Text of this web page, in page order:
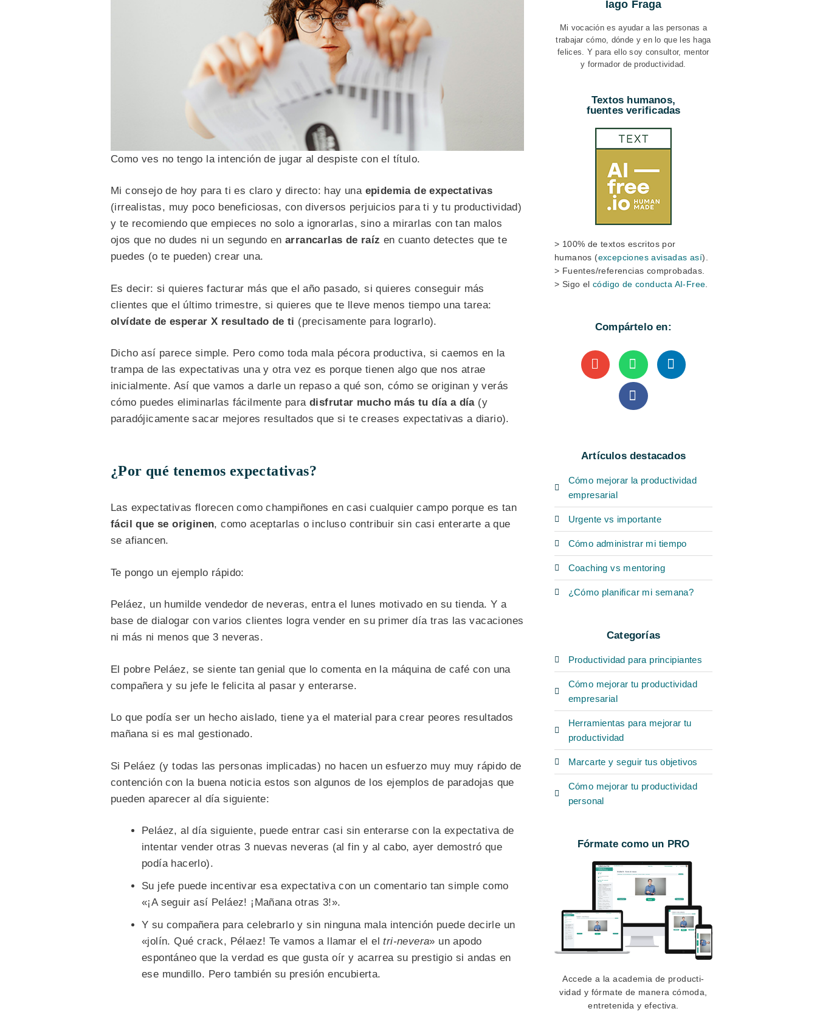
Como ves no tengo la intención de jugar al despiste con el título.
Mi consejo de hoy para ti es claro y directo: hay una epidemia de expectativas
(irrealistas, muy poco beneficiosas, con diversos perjuicios para ti y tu productividad)
y te recomiendo que empieces no solo a ignorarlas, sino a mirarlas con tan malos
ojos que no dudes ni un segundo en arrancarlas de raíz en cuanto detectes que te
puedes (o te pueden) crear una.
Es decir: si quieres facturar más que el año pasado, si quieres conseguir más
clientes que el último trimestre, si quieres que te lleve menos tiempo una tarea:
olvídate de esperar X resultado de ti (precisamente para lograrlo).
Dicho así parece simple. Pero como toda mala pécora productiva, si caemos en la
trampa de las expectativas una y otra vez es porque tienen algo que nos atrae
inicialmente. Así que vamos a darle un repaso a qué son, cómo se originan y verás
cómo puedes eliminarlas fácilmente para disfrutar mucho más tu día a día(y
paradójicamente sacar mejores resultados que si te creases expectativas a diario).
¿Por qué tenemos expectativas?
Las expectativas florecen como champiñones en casi cualquier campo porque es tan
fácil que se originen, como aceptarlas o incluso contribuir sin casi enterarte a que
se afiancen.
Te pongo un ejemplo rápido:
Peláez, un humilde vendedor de neveras, entra el lunes motivado en su tienda. Y a
base de dialogar con varios clientes logra vender en su primer día tras las vacaciones
ni más ni menos que 3 neveras.
El pobre Peláez, se siente tan genial que lo comenta en la máquina de café con una
compañera y su jefe le felicita al pasar y enterarse.
Lo que podía ser un hecho aislado, tiene ya el material para crear peores resultados
mañana si es mal gestionado.
Si Peláez (y todas las personas implicadas) no hacen un esfuerzo muy muy rápido de
contención con la buena noticia estos son algunos de los ejemplos de paradojas que
pueden aparecer al día siguiente:
Peláez, al día siguiente, puede entrar casi sin enterarse con la expectativa de
intentar vender otras 3 nuevas neveras (al fin y al cabo, ayer demostró que
podía hacerlo).
Su jefe puede incentivar esa expectativa con un comentario tan simple como
«¡A seguir así Peláez! ¡Mañana otras 3!».
Y su compañera para celebrarlo y sin ninguna mala intención puede decirle un
«jolín. Qué crack, Pélaez! Te vamos a llamar el eltri-nevera» un apodo
espontáneo que la verdad es que gusta oír y acarrea su prestigio si andas en
ese mundillo. Pero también su presión encubierta.
Iago Fraga
Mi vocación es ayudar a las personas a
trabajar cómo, dónde y en lo que les haga
felices. Y para ello soy consultor, mentor
y formador de productividad.
Textos humanos,
fuentes verificadas
> 100% de textos escritos por
humanos (excepciones avisadas así).
> Fuentes/referencias comprobadas.
> Sigo elcódigo de conducta AI-Free.
Compártelo en:
Artículos destacados
Cómo mejorar la productividad
empresarial
Urgente vs importante
Cómo administrar mi tiempo
Coaching vs mentoring
¿Cómo planificar mi semana?
Categorías
Productividad para principiantes
Cómo mejorar tu productividad
empresarial
Herramientas para mejorar tu
productividad
Marcarte y seguir tus objetivos
Cómo mejorar tu productividad
personal
Fórmate como un PRO
Accede a la academia de producti-
vidad y fórmate de manera cómoda,
entretenida y efectiva.